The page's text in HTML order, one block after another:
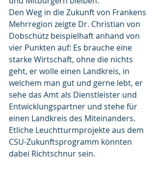
Den Weg in die Zukunft von Frankens
Mehrregion zeigte Dr. Christian von
Dobschütz beispielhaft anhand von
vier Punkten auf: Es brauche eine
starke Wirtschaft, ohne die nichts
geht, er wolle einen Landkreis, in
welchem man gut und gerne lebt, er
sehe das Amt als Dienstleister und
Entwicklungspartner und stehe für
einen Landkreis des Miteinanders.
Etliche Leuchtturmprojekte aus dem
CSU-Zukunftsprogramm könnten
dabei Richtschnur sein.